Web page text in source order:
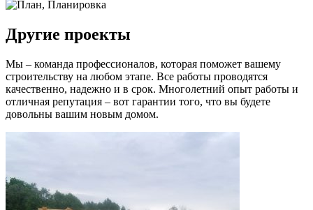
Другие проекты
Мы – команда профессионалов, которая поможет вашему
строительству на любом этапе. Все работы проводятся
качественно, надежно и в срок. Многолетний опыт работы и
отличная репутация – вот гарантии того, что вы будете
довольны вашим новым домом.